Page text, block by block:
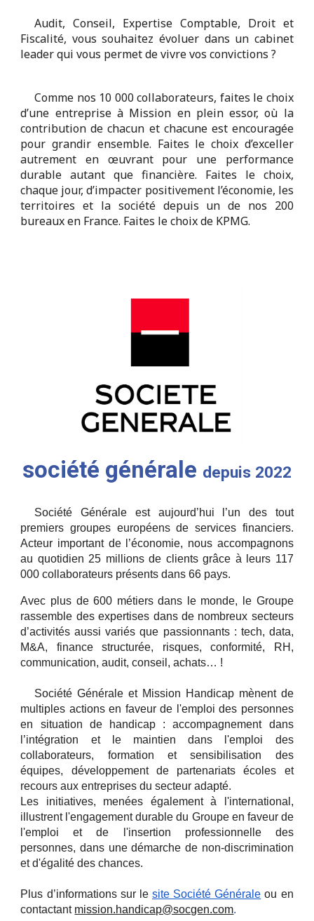
Audit, Conseil, Expertise Comptable, Droit et
Fiscalité, vous souhaitez évoluer dans un cabinet
leader qui vous permet de vivre vos convictions ?
Comme nos 10 000 collaborateurs, faites le choix
d’une entreprise à Mission en plein essor, où la
contribution de chacun et chacune est encouragée
pour grandir ensemble. Faites le choix d’exceller
autrement en œuvrant pour une performance
durable autant que financière. Faites le choix,
chaque jour, d’impacter positivement l’économie, les
territoires et la société depuis un de nos 200
bureaux en France. Faites le choix de KPMG.
société générale depuis 2022
Société Générale est aujourd’hui l’un des tout
premiers groupes européens de services financiers.
Acteur important de l’économie, nous accompagnons
au quotidien 25 millions de clients grâce à leurs 117
000 collaborateurs présents dans 66 pays.
Avec plus de 600 métiers dans le monde, le Groupe
rassemble des expertises dans de nombreux secteurs
d’activités aussi variés que passionnants : tech, data,
M&A, finance structurée, risques, conformité, RH,
communication, audit, conseil, achats… !
Société Générale et Mission Handicap mènent de
multiples actions en faveur de l'emploi des personnes
en situation de handicap : accompagnement dans
l’intégration et le maintien dans l'emploi des
collaborateurs, formation et sensibilisation des
équipes, développement de partenariats écoles et
recours aux entreprises du secteur adapté.
Les initiatives, menées également à l'international,
illustrent l'engagement durable du Groupe en faveur de
l'emploi et de l'insertion professionnelle des
personnes, dans une démarche de non-discrimination
et d'égalité des chances.
Plus d’informations sur le site Société Générale ou en
contactant mission.handicap@socgen.com.